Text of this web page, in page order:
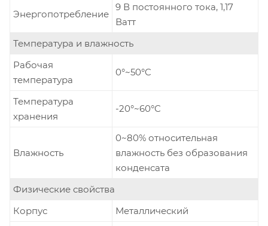
Энергопотребление
9 В постоянного тока, 1,17
Ватт
Температура и влажность
Рабочая
температура
0°~50°C
Температура
хранения
-20°~60°C
Влажность
0~80% относительная
влажность без образования
конденсата
Физические свойства
Корпус
Металлический